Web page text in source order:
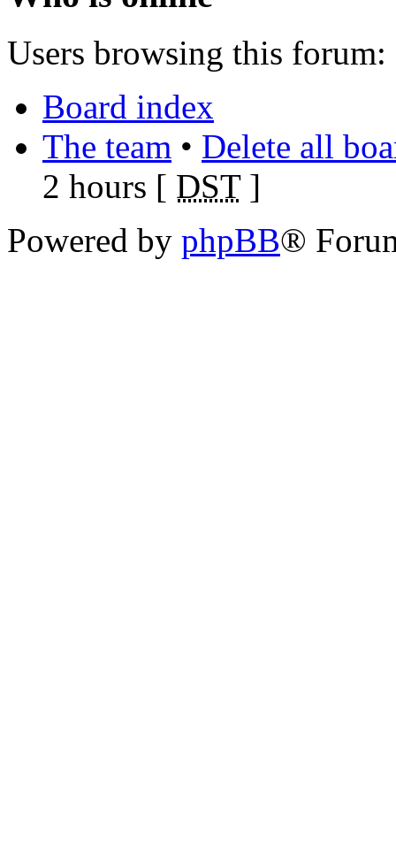
Users browsing this forum:
Board index
The team • Delete all
2 hours [ DST]
Powered by phpBB®